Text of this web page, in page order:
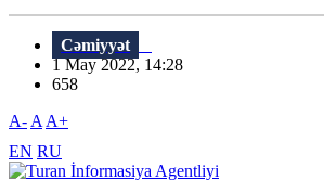
Cəmiyyət
1 May 2022, 14:28
658
A- A A+
EN RU